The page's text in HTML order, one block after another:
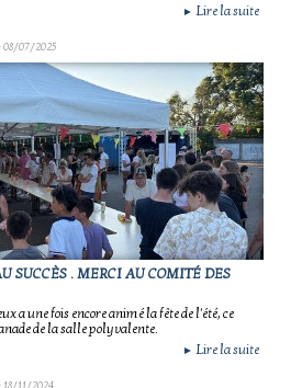
► Lire la suite
08/07/2025
SUCCÈS . MERCI AU COMITÉ DES
a une fois encore animé la fête de l'été, ce
de la salle polyvalente.
► Lire la suite